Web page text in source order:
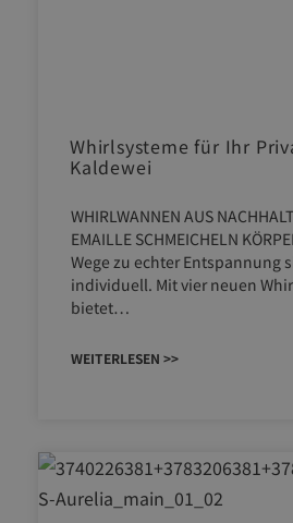
Whirlsysteme für Ihr
Kaldewei
WHIRLWANNEN AUS
EMAILLE SCHMEICHELN
Wege zu echter Entspannung
individuell. Mit vier neuen
bietet…
WEITERLESEN >>